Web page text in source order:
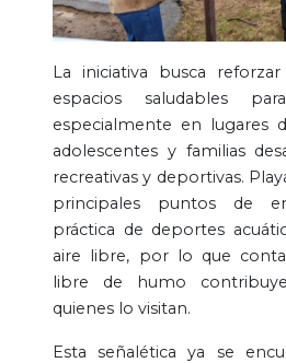
La iniciativa busca
espacios saludables
especialmente en lugares
adolescentes y familias
recreativas y deportivas.
principales puntos de
práctica de deportes
aire libre, por lo que
libre de humo
quienes lo visitan.
Esta señalética ya se